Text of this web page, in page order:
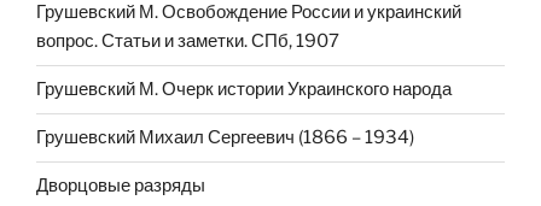
Грушевский М. Освобождение России и украинский
вопрос. Статьи и заметки. СПб, 1907
Грушевский М. Очерк истории Украинского народа
Грушевский Михаил Сергеевич (1866 – 1934)
Дворцовые разряды